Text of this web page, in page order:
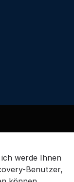
werde Ihnen
Benutzer,